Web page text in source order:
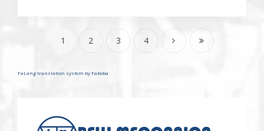
1 2 3 4
FaLang translation system by Faboba